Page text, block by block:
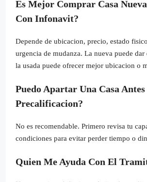
Es Mejor Comprar Casa
Con Infonavit?
Depende de ubicacion, precio, estado
urgencia de mudanza. La nueva puede dar
la usada puede ofrecer mejor ubicacion o
Puedo Apartar Una Casa Antes
Precalificacion?
No es recomendable. Primero revisa tu
condiciones para evitar perder tiempo o
Quien Me Ayuda Con El